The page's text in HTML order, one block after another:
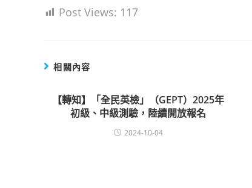
Post Views: 117
相關內容
【轉知】「全民英檢」（GEPT）2025年
初級、中級測驗，陸續開放報名
2024-10-04